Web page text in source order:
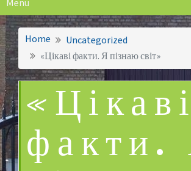
Menu
Home
Uncategorized
«Цікаві факти. Я пізнаю світ»
«Цікаві
факти.